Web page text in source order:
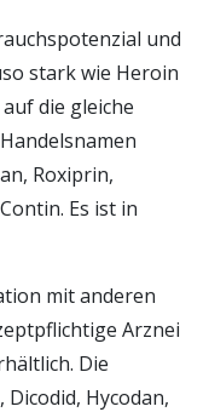
und
stark wie Heroin
die gleiche
Roxiprin,
Es ist in
mit anderen
Arznei
Die
Dicodid, Hycodan,